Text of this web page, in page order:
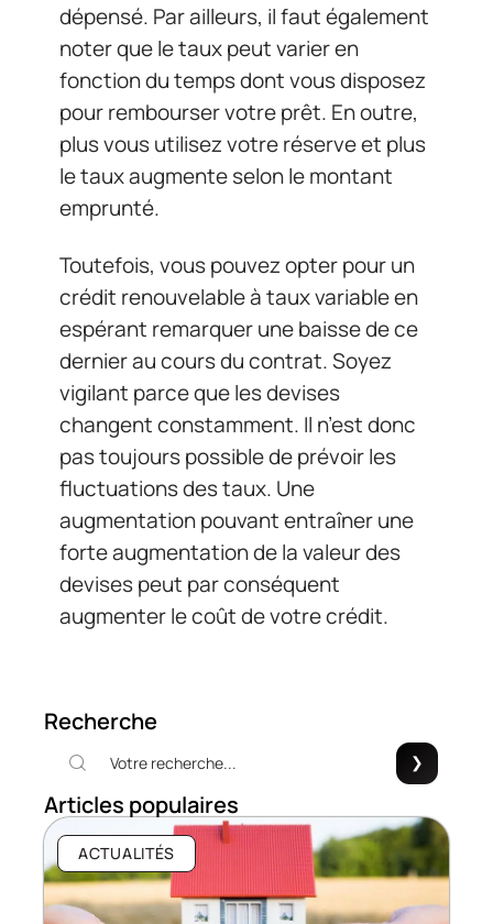
dépensé. Par ailleurs, il faut également
noter que le taux peut varier en
fonction du temps dont vous disposez
pour rembourser votre prêt. En outre,
plus vous utilisez votre réserve et plus
le taux augmente selon le montant
emprunté.
Toutefois, vous pouvez opter pour un
crédit renouvelable à taux variable en
espérant remarquer une baisse de ce
dernier au cours du contrat. Soyez
vigilant parce que les devises
changent constamment. Il n’est donc
pas toujours possible de prévoir les
fluctuations des taux. Une
augmentation pouvant entraîner une
forte augmentation de la valeur des
devises peut par conséquent
augmenter le coût de votre crédit.
Recherche
Articles populaires
ACTUALITÉS